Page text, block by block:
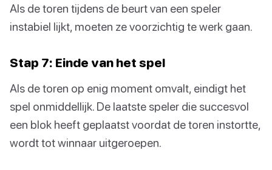
Als de toren tijdens de beurt van een speler
instabiel lijkt, moeten ze voorzichtig te werk gaan.
Stap 7: Einde van het spel
Als de toren op enig moment omvalt, eindigt het
spel onmiddellijk. De laatste speler die succesvol
een blok heeft geplaatst voordat de toren instortte,
wordt tot winnaar uitgeroepen.